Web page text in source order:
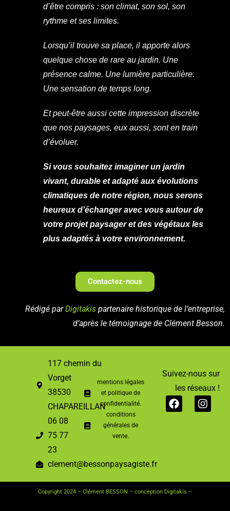
d’être compris : son climat, son sol, son
rythme et ses limites.
Lorsqu’il trouve sa place, il apporte alors
quelque chose de rare au jardin. Une
présence calme. Une lumière particulière.
Une sensation de temps long.
Et peut-être aussi cette impression discrète
que nos paysages, eux aussi, sont en train
d’évoluer.
Si vous souhaitez imaginer un jardin
vivant, durable et adapté aux évolutions
climatiques de notre région, nous serons
heureux d’échanger avec vous autour de
votre projet paysager et des végétaux les
plus adaptés à votre environnement.
Contactez-nous
Rédigé parDigitakis partenaire historique de l’entreprise,
d’après le témoignage de Clément Besson.
117 chemin du
Vorget
38530
CHAPAREILLAN
06 08
75 77
23
clement@bessonpaysagiste.fr
mentions légales
et politique de
confidentialité.
conditions
générales de
vente.
Suivez-nous sur
les réseaux !
Copyright 2024 – Clément BESSON – conception Digitakis –